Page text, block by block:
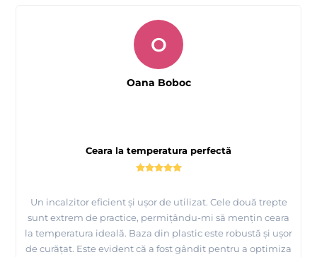
Ceara la temperatura perfectă
Un incalzitor eficient și ușor de utilizat. Cele două trepte
sunt extrem de practice, permițându-mi să mențin ceara
la temperatura ideală. Baza din plastic este robustă și ușor
de curățat. Este evident că a fost gândit pentru a optimiza
O
Oana Boboc